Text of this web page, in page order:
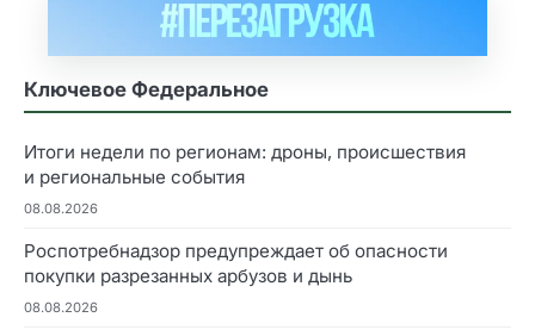
Ключевое Федеральное
Итоги недели по регионам: дроны, происшествия
и региональные события
08.08.2026
Роспотребнадзор предупреждает об опасности
покупки разрезанных арбузов и дынь
08.08.2026